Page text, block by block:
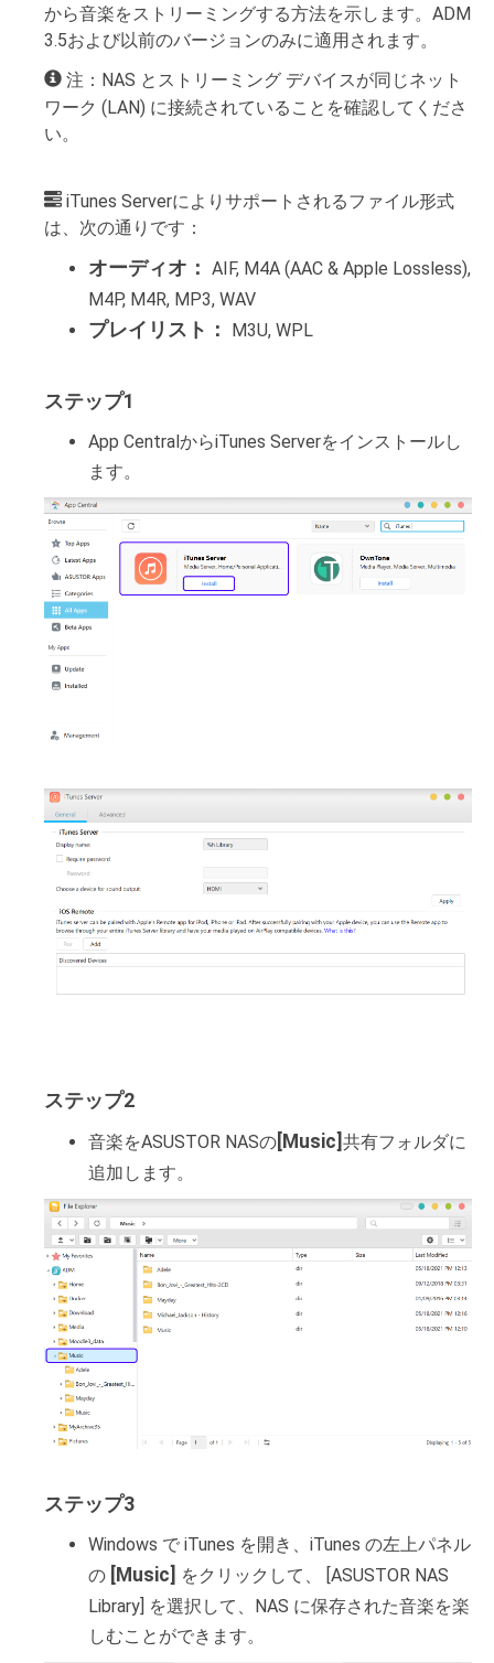
から音楽をストリーミングする方法を示します。ADM
3.5および以前のバージョンのみに適用されます。
注：NAS とストリーミング デバイスが同じネット
ワーク (LAN) に接続されていることを確認してくださ
い。
iTunes Serverによりサポートされるファイル形式
は、次の通りです：
オーディオ： AIF, M4A (AAC & Apple Lossless),
M4P, M4R, MP3, WAV
プレイリスト： M3U, WPL
ステップ1
App CentralからiTunes Serverをインストールし
ます。
ステップ2
音楽をASUSTOR NASの [Music] 共有フォルダに
追加します。
ステップ3
Windows で iTunes を開き、iTunes の左上パネル
の
[Music]
をクリックして、 [ASUSTOR NAS
Library] を選択して、NAS に保存された音楽を楽
しむことができます。